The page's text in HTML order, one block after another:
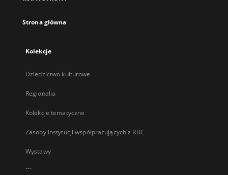
Strona główna
Kolekcje
Dziedzictwo kulturowe
Regionalia
Kolekcje tematyczne
Zasoby instytucji współpracujących z RBC
Wystawy
...